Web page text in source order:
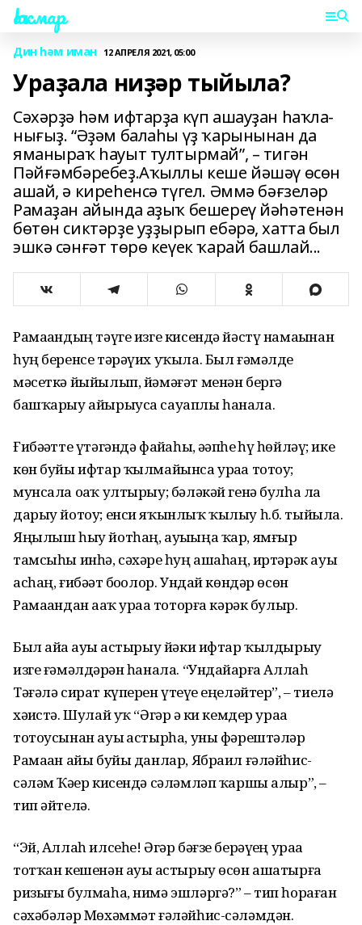
Һаҡмар
Дин һәм иман 12 АПРЕЛЯ 2021, 05:00
Ураҙала ниҙәр тыйыла?
Сәхәрҙә һәм ифтарҙа күп ашауҙан һаҡла­
ны­ғыҙ. “Әҙәм балаһы үҙ ҡарынынан да
яма­ныраҡ һауыт тултырмай”, – тигән
Пәйғәм­бәребеҙ.Аҡыллы кеше йәшәү өсөн
ашай, ә кире­һенсә түгел. Әммә бәғзеләр
Рамаҙан айында аҙыҡ бешереү йәһәтенән
бөтөн сиктәрҙе уҙҙырып ебәрә, хатта был
эшкә сәнғәт төрө кеүек ҡарай башлай...
Рамаҙандың тәүге изге кисендә йәстү намаҙынан
һуң беренсе тәрәүих уҡыла. Был ғәмәлде
мәсеткә йыйылып, йәмәғәт менән бергә
башҡарыу айырыуса сауаплы һанала.
Ғибәҙәтте үтәгәндә файҙаһыҙ, әҙәпһеҙ һүҙ һөйләү; ике
көн буйы ифтар ҡылмайынса ураҙа тотоу;
мунсала оҙаҡ ултырыу; бәләкәй генә булһа ла
дарыу йотоу; енси яҡынлыҡ ҡылыу һ.б. тыйыла.
Яңылыш һыу йотһаң, ауыҙыңа ҡар, ямғыр
тамсыһы инһә, сәхәрҙе һуң ашаһаң, иртәрәк ауыҙ
асһаң, ғибәҙәт боҙолор. Ундай көндәр өсөн
Рамаҙандан аҙаҡ ураҙа тоторға кәрәк булыр.
Был айҙа ауыҙ астырыу йәки ифтар ҡыл­дырыу
изге ғәмәлдәрҙән һанала. “Ундайҙарға Аллаһ
Тәғәлә сират күперен үтеүҙе еңеләй­тер”, – тиелә
хәҙистә. Шулай уҡ “Әгәр ҙә ки кемдер ураҙа
тотоусынан ауыҙ астырһа, уны фәрештәләр
Рамаҙан айы буйы данлар, Ябраил ғәләйһис-
сәләм Ҡәҙер кисендә сәләмләп ҡаршы алыр”, –
тип әйтелә.
“Эй, Аллаһ илсеһе! Әгәр бәғзе берәүҙең ураҙа
тотҡан кешенән ауыҙ астырыу өсөн ашатырға
ризығы булмаһа, нимә эшләргә?” – тип һораған
сәхәбәләр Мөхәммәт ғәләйһис-сәләмдән.